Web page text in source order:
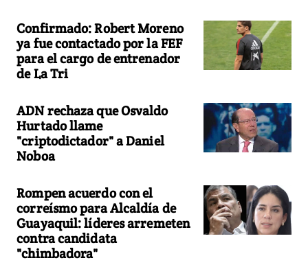
Confirmado: Robert Moreno
ya fue contactado por la FEF
para el cargo de entrenador
de La Tri
ADN rechaza que Osvaldo
Hurtado llame
"criptodictador" a Daniel
Noboa
Rompen acuerdo con el
correísmo para Alcaldía de
Guayaquil: líderes arremeten
contra candidata
"chimbadora"